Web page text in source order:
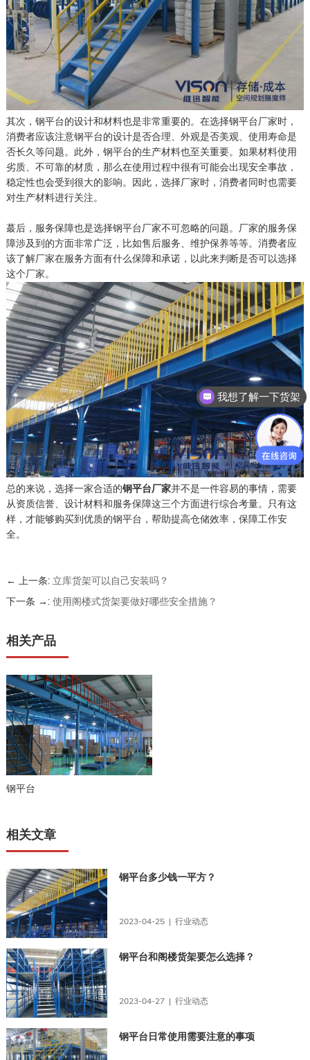
其次，钢平台的设计和材料也是非常重要的。在选择钢平台厂家时，
消费者应该注意钢平台的设计是否合理、外观是否美观、使用寿命是
否长久等问题。此外，钢平台的生产材料也至关重要。如果材料使用
劣质、不可靠的材质，那么在使用过程中很有可能会出现安全事故，
稳定性也会受到很大的影响。因此，选择厂家时，消费者同时也需要
对生产材料进行关注。
蕞后，服务保障也是选择钢平台厂家不可忽略的问题。厂家的服务保
障涉及到的方面非常广泛，比如售后服务、维护保养等等。消费者应
该了解厂家在服务方面有什么保障和承诺，以此来判断是否可以选择
这个厂家。
总的来说，选择一家合适的钢平台厂家并不是一件容易的事情，需要
从资质信誉、设计材料和服务保障这三个方面进行综合考量。只有这
样，才能够购买到优质的钢平台，帮助提高仓储效率，保障工作安
全。
← 上一条: 立库货架可以自己安装吗？
下一条 →: 使用阁楼式货架要做好哪些安全措施？
相关产品
钢平台
相关文章
钢平台多少钱一平方？
2023-04-25 | 行业动态
钢平台和阁楼货架要怎么选择？
2023-04-27 | 行业动态
钢平台日常使用需要注意的事项
我想了解一下货架